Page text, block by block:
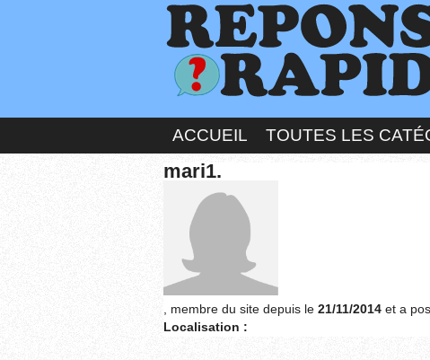
ACCUEIL TOUTES LES
mari1.
, membre du site depuis le 21/11/2014 et a
Localisation :